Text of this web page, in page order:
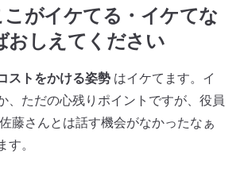
こがイケてる・イケてな
おしえてください
ストをかける姿勢 はイケてます。イ
、ただの心残りポイントですが、役員
藤さんとは話す機会がなかったなぁ
。